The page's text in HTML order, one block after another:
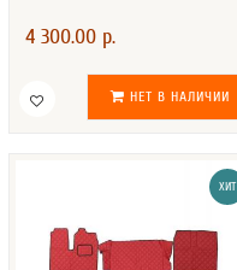
4 300.00 р.
НЕТ В НАЛИЧИИ
ХИТ